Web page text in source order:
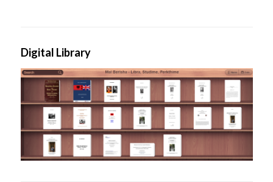
Digital Library